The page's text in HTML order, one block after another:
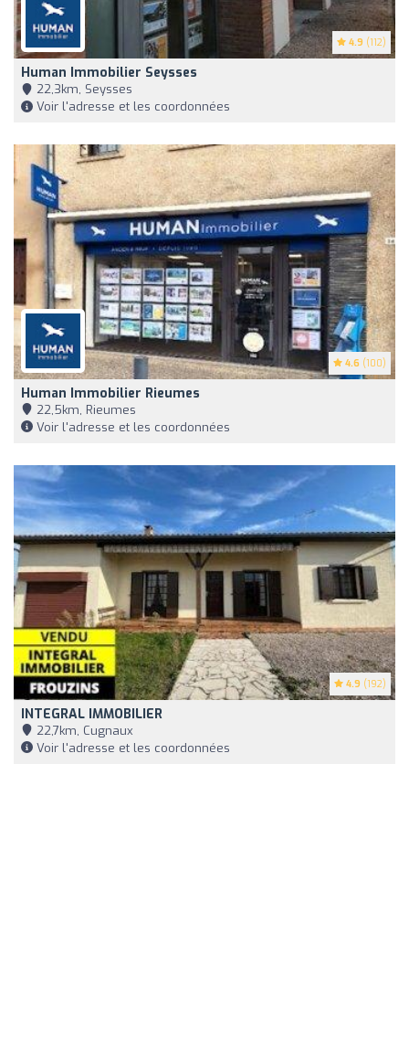
4.9 (112)
Human Immobilier Seysses
22,3km, Seysses
Voir l'adresse et les coordonnées
4.6 (100)
Human Immobilier Rieumes
22,5km, Rieumes
Voir l'adresse et les coordonnées
4.9 (192)
INTEGRAL IMMOBILIER
22,7km, Cugnaux
Voir l'adresse et les coordonnées